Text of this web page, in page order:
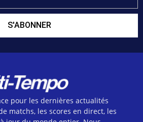
S'ABONNER
pour les dernières actualités
matchs, les scores en direct, les